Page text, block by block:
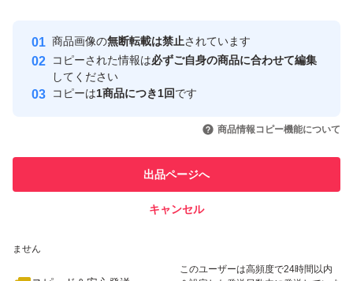
安心取引出品者
心・安全なユーザーです
取引実績
引を完了させた実績があります
での取引実績があります
ません
このユーザーは高頻度で24時間以内
商品画像の無断転載は禁止されています
コピーされた情報は必ずご自身の商品に合わせて編集
してください
コピーは1商品につき1回です
商品情報コピー機能について
出品ページへ
キャンセル